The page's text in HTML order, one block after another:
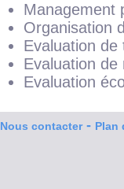
Management
Organisation
Evaluation de
Evaluation
Evaluation
Nous contacter- Plan